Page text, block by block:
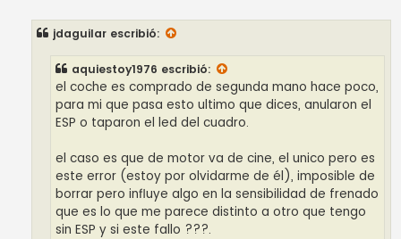
jdaguilar escribió:
aquiestoy1976 escribió:
el coche es comprado de segunda mano hace poco,
para mi que pasa esto ultimo que dices, anularon el
ESP o taparon el led del cuadro.
el caso es que de motor va de cine, el unico pero es
este error (estoy por olvidarme de él), imposible de
borrar pero influye algo en la sensibilidad de frenado
que es lo que me parece distinto a otro que tengo
sin ESP y si este fallo ???.